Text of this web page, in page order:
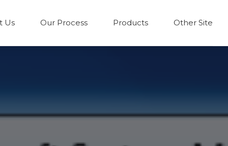
Us Our Process Products Other Site